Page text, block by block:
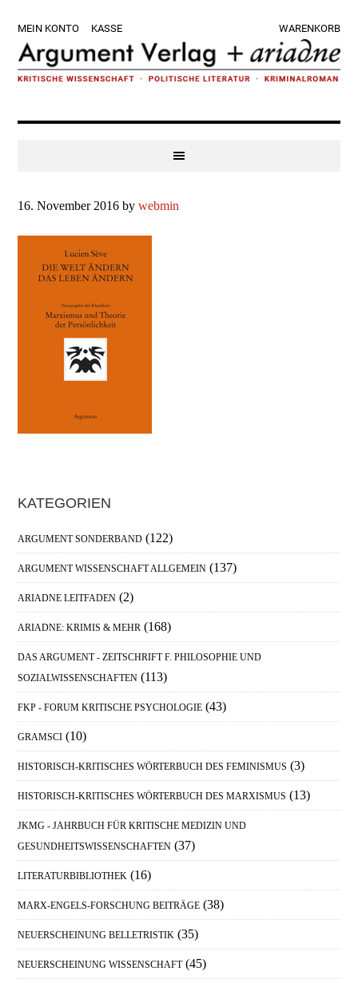
Hauptnavigation
springen
main
content
Hauptsidebar
springen
Fußzeile
springen
MEIN KONTO KASSE WARENKORB
16. November 2016 bywebmin
Haupt-
Sidebar
KATEGORIEN
ARGUMENT SONDERBAND (122)
ARGUMENT WISSENSCHAFT ALLGEMEIN (137)
ARIADNE LEITFADEN (2)
ARIADNE: KRIMIS & MEHR (168)
DAS ARGUMENT - ZEITSCHRIFT F. PHILOSOPHIE UND
SOZIALWISSENSCHAFTEN (113)
FKP - FORUM KRITISCHE PSYCHOLOGIE (43)
GRAMSCI (10)
HISTORISCH-KRITISCHES WÖRTERBUCH DES FEMINISMUS (3)
HISTORISCH-KRITISCHES WÖRTERBUCH DES MARXISMUS (13)
JKMG - JAHRBUCH FÜR KRITISCHE MEDIZIN UND
GESUNDHEITSWISSENSCHAFTEN (37)
LITERATURBIBLIOTHEK (16)
MARX-ENGELS-FORSCHUNG BEITRÄGE (38)
NEUERSCHEINUNG BELLETRISTIK (35)
NEUERSCHEINUNG WISSENSCHAFT (45)